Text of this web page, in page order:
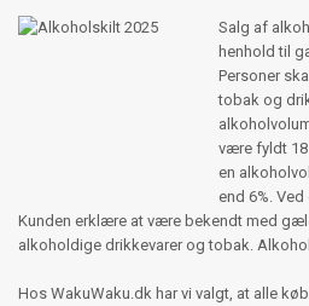
Salg af
henhold til
Personer
tobak og
være fyldt 18
en
end 6%.
Kunden erklære at være bekendt med
alkoholdige drikkevarer og tobak.
Hos WakuWaku.dk har vi valgt, at alle